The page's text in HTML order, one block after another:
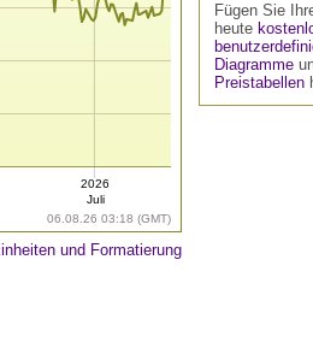
06.08.26 03:18 (GMT)
2026
Juli
und Formatierung
Fügen Sie
heute
Diagramme
Preistabellen